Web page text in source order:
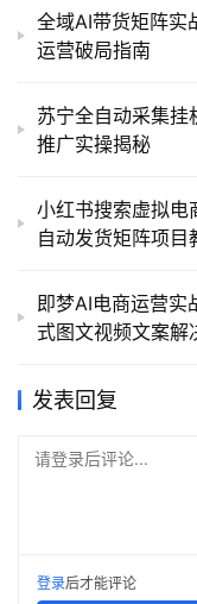
全域AI带货矩阵实
运营破局指南
苏宁全自动采集挂
推广实操揭秘
小红书搜索虚拟电
自动发货矩阵项目
即梦AI电商运营实
式图文视频文案解
发表回复
请登录后评论...
登录后才能评论